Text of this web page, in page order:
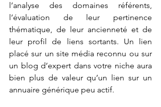
l’analyse des domaines référents,
l’évaluation de leur pertinence
thématique, de leur ancienneté et de
leur profil de liens sortants. Un lien
placé sur un site média reconnu ou sur
un blog d’expert dans votre niche aura
bien plus de valeur qu’un lien sur un
annuaire générique peu actif.